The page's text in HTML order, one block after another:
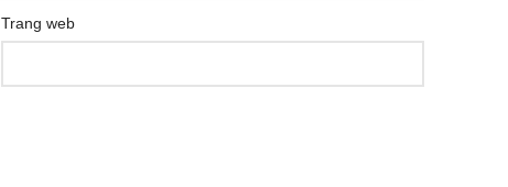
Trang web